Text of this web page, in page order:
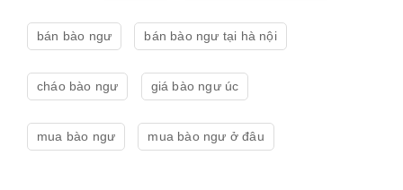
bán bào ngư bán bào ngư tại hà nội
cháo bào ngư giá bào ngư úc
mua bào ngư mua bào ngư ở đâu